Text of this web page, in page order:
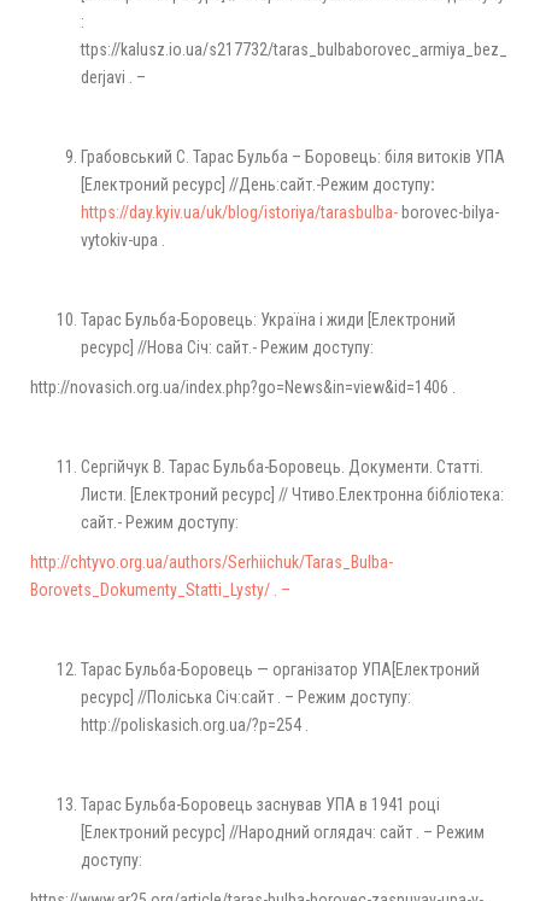
:
ttps://kalusz.io.ua/s217732/taras_bulbaborovec_armiya_bez_
derjavi . –
Грабовський С. Тарас Бульба – Боровець: біля витоків УПА
[Eлектроний ресурс] //День:сайт.-Режим доступу:
https://day.kyiv.ua/uk/blog/istoriya/tarasbulba- borovec-bilya-
vytokiv-upa .
Тарас Бульба-Боровець: Україна і жиди [Eлектроний
ресурс] //Нова Січ: сайт.- Режим доступу:
http://novasich.org.ua/index.php?go=News&in=view&id=1406 .
Сергійчук В. Тарас Бульба-Боровець. Документи. Статті.
Листи. [Eлектроний ресурс] // Чтиво.Електронна бібліотека:
сайт.- Режим доступу:
http://chtyvo.org.ua/authors/Serhiichuk/Taras_Bulba-
Borovets_Dokumenty_Statti_Lysty/ . –
Тарас Бульба-Боровець — організатор УПА[Eлектроний
ресурс] //Поліська Січ:сайт . – Режим доступу:
http://poliskasich.org.ua/?p=254 .
Тарас Бульба-Боровець заснував УПА в 1941 році
[Eлектроний ресурс] //Народний оглядач: сайт . – Режим
доступу: